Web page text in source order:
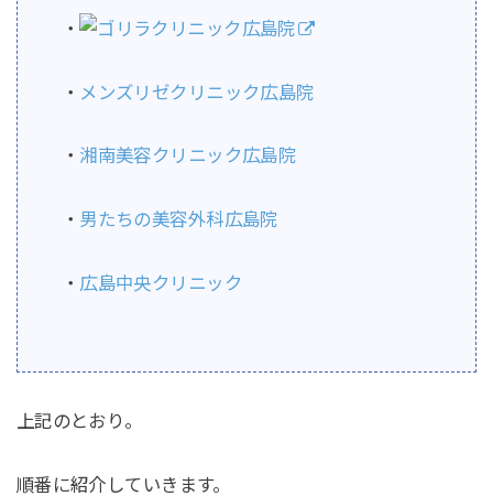
・ ゴリラクリニック広島院
・ メンズリゼクリニック広島院
・ 湘南美容クリニック広島院
・ 男たちの美容外科広島院
・ 広島中央クリニック
上記のとおり。
順番に紹介していきます。